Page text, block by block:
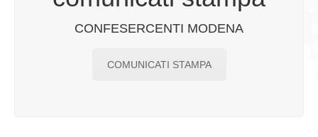
CONFESERCENTI MODENA
COMUNICATI STAMPA